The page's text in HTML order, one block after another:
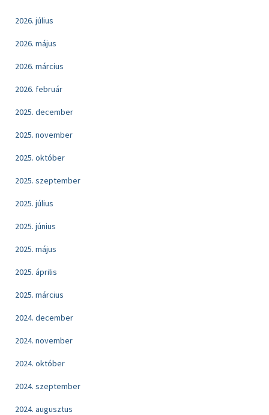
2026. július
2026. május
2026. március
2026. február
2025. december
2025. november
2025. október
2025. szeptember
2025. július
2025. június
2025. május
2025. április
2025. március
2024. december
2024. november
2024. október
2024. szeptember
2024. augusztus